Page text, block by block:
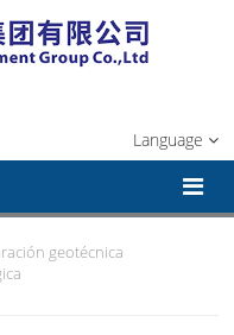
Language
geotécnica